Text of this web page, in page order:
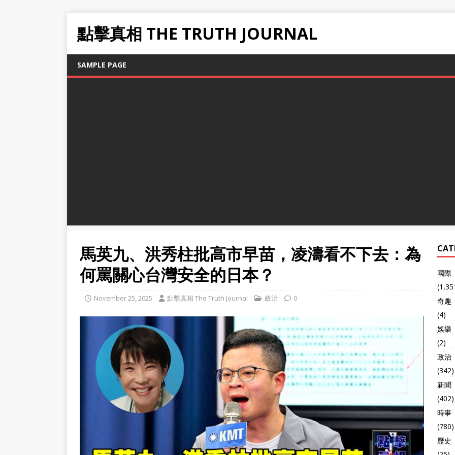
點擊真相 THE TRUTH JOURNAL
SAMPLE PAGE
馬英九、洪秀柱批高市早苗，凌濤看不下去：為
何罵關心台灣安全的日本？
November 25, 2025 點擊真相 The Truth Journal 政治 0
國際
奇趣
(4)
娛樂
(2)
政治
(342)
新聞
(402)
時事
(780)
歷史